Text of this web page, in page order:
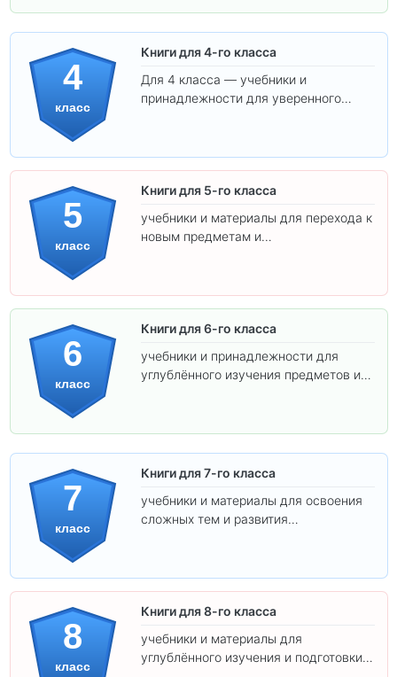
4
класс
Книги для 4-го класса
Для 4 класса — учебники и
принадлежности для уверенного
5
класс
Книги для 5-го класса
учебники и материалы для перехода к
новым предметам и
6
класс
Книги для 6-го класса
учебники и принадлежности для
углублённого изучения предметов и
7
класс
Книги для 7-го класса
учебники и материалы для освоения
сложных тем и развития
8
класс
Книги для 8-го класса
учебники и материалы для
углублённого изучения и подготовки к